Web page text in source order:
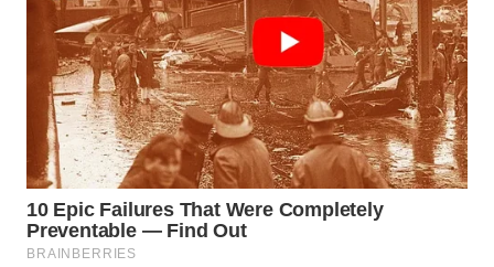
SAMOSIR
WN
PADANG
LAWAS
WN
SUMEDANG
WN